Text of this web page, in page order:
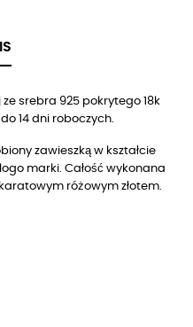
srebra 925 pokrytego 18k
14 dni roboczych.
zawieszką w kształcie
marki. Całość wykonana
różowym złotem.